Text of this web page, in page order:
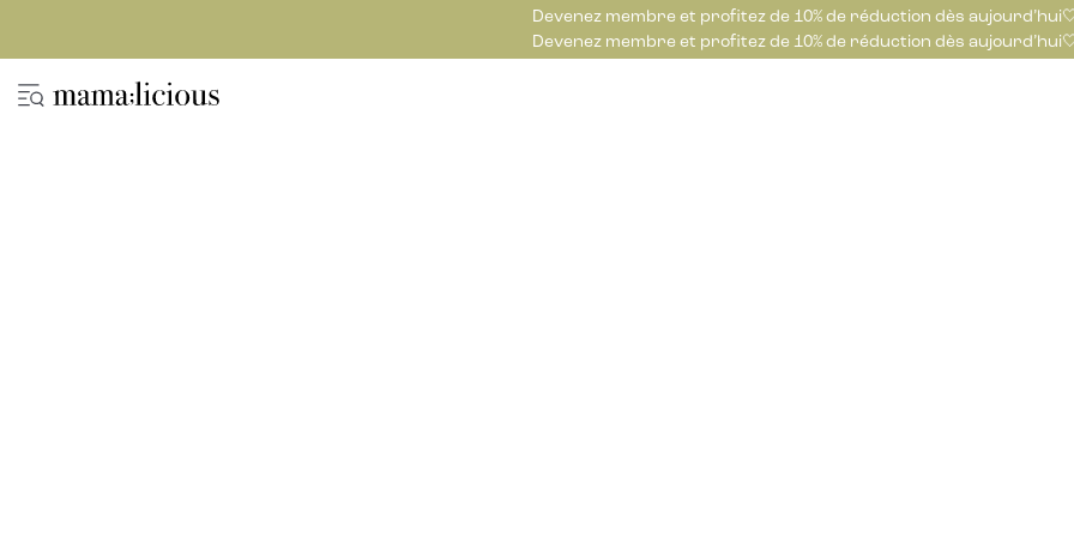
Devenez membre et profitez de 10% de réduction dès
Devenez membre et profitez de 10% de réduction dès